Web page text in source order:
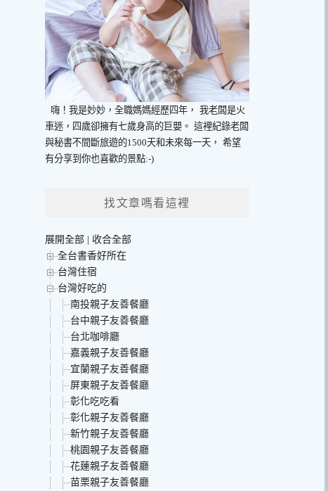
嗨！我是妙妙，全職媽媽經歷四年，
我老闆是火
車迷，四歲卻擁有七歲身高的巨嬰。 這裡紀錄老闆
與秘書不間斷旅遊的1500天和未來每一天，
希望
有分享到你也喜歡的景點:-)
找文章嗎看這裡
展開全部
收合全部
全台書香好所在
台灣住宿
台灣好吃的
南投親子友善餐廳
台中親子友善餐廳
台北咖啡廳
嘉義親子友善餐廳
宜蘭親子友善餐廳
屏東親子友善餐廳
彰化吃吃看
彰化親子友善餐廳
新竹親子友善餐廳
桃園親子友善餐廳
花蓮親子友善餐廳
苗栗親子友善餐廳